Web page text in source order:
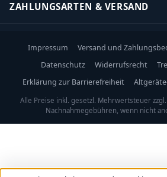
ZAHLUNGSARTEN & VERSAND
Impressum Versand und
Datenschutz
Widerrufsrecht
Erklärung zur Barrierefreiheit
Alle Preise inkl. gesetzl. Mehrwertsteuer zzgl.
Nachnahmegebühren, wenn nicht